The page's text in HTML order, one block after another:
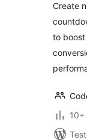
Create
to boost